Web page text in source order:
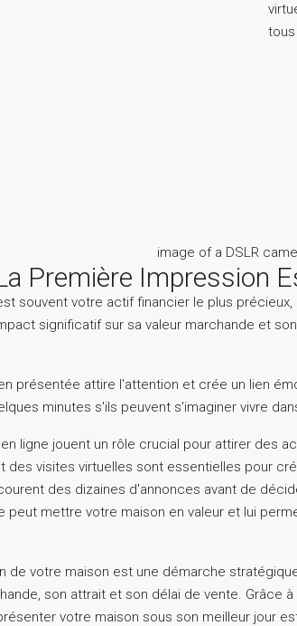
Première Impression
souvent votre actif financier le plus
significatif sur sa valeur marchande et
présentée attire l'attention et crée un lien
minutes s'ils peuvent s'imaginer vivre
ligne jouent un rôle crucial pour attirer des
des visites virtuelles sont essentielles pour
des dizaines d'annonces avant de
peut mettre votre maison en valeur et lui
de votre maison est une démarche
son attrait et son délai de vente. Grâce
votre maison sous son meilleur jour